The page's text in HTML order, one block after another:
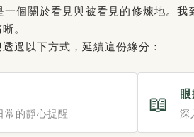
個關於看見與被看見的修煉地。
。
過以下方式，延續這份緣分：
常的靜心提醒 📖 深